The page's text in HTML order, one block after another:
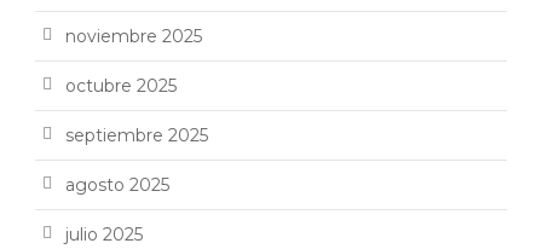
noviembre 2025
octubre 2025
septiembre 2025
agosto 2025
julio 2025